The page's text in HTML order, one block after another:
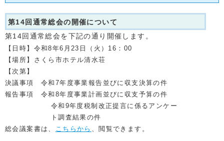
第14回通常総会の開催について
第14回通常総会を下記の通り開催します。
【日時】令和8年6月23日（火）16：00
【場所】さくら市ホテル清水荘
【次第】
決議事項 令和7年度事業報告並びに収支決算の件
報告事項 令和8年度事業計画並びに収支予算の件
令和9年度税制改正提言に係るアンケー
ト調査結果の件
総会議案書は、 こちらから 、閲覧できます。